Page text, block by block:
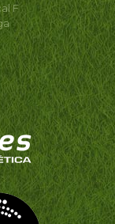
F